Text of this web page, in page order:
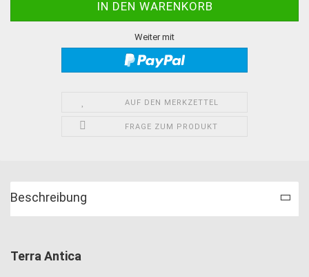
Weiter mit
AUF DEN MERKZETTEL
FRAGE ZUM PRODUKT
Beschreibung
Terra Antica